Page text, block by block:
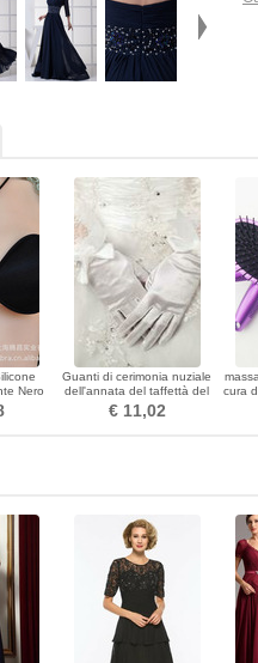
Nero
Guanti di cerimonia nuziale
dell'annata del taffettà del
nodo della farfalla piena
della barretta
€ 11,02
cura